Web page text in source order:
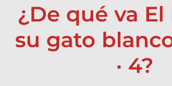
¿De qué va
su gato
· 4?